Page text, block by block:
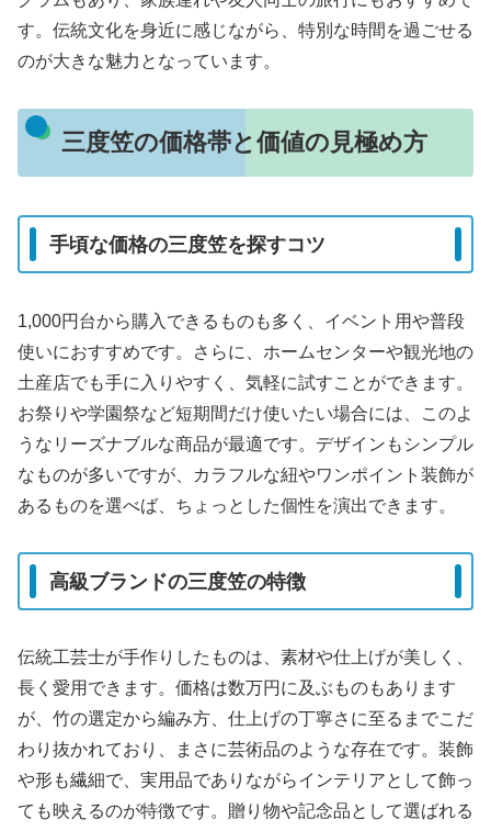
す。伝統文化を身近に感じながら、特別な時間を過ごせる
のが大きな魅力となっています。
三度笠の価格帯と価値の見極め方
手頃な価格の三度笠を探すコツ
1,000円台から購入できるものも多く、イベント用や普段
使いにおすすめです。さらに、ホームセンターや観光地の
土産店でも手に入りやすく、気軽に試すことができます。
お祭りや学園祭など短期間だけ使いたい場合には、このよ
うなリーズナブルな商品が最適です。デザインもシンプル
なものが多いですが、カラフルな紐やワンポイント装飾が
あるものを選べば、ちょっとした個性を演出できます。
高級ブランドの三度笠の特徴
伝統工芸士が手作りしたものは、素材や仕上げが美しく、
長く愛用できます。価格は数万円に及ぶものもあります
が、竹の選定から編み方、仕上げの丁寧さに至るまでこだ
わり抜かれており、まさに芸術品のような存在です。装飾
や形も繊細で、実用品でありながらインテリアとして飾っ
ても映えるのが特徴です。贈り物や記念品として選ばれる